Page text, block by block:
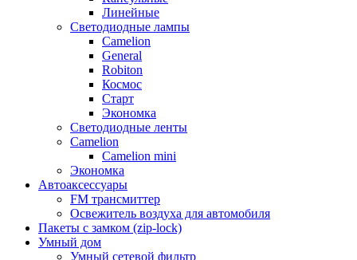
Линейные
Светодиодные лампы
Camelion
General
Robiton
Космос
Старт
Экономка
Светодиодные ленты
Camelion
Camelion mini
Экономка
Автоаксессуары
FM трансмиттер
Освежитель воздуха для автомобиля
Пакеты с замком (zip-lock)
Умный дом
Умный сетевой фильтр